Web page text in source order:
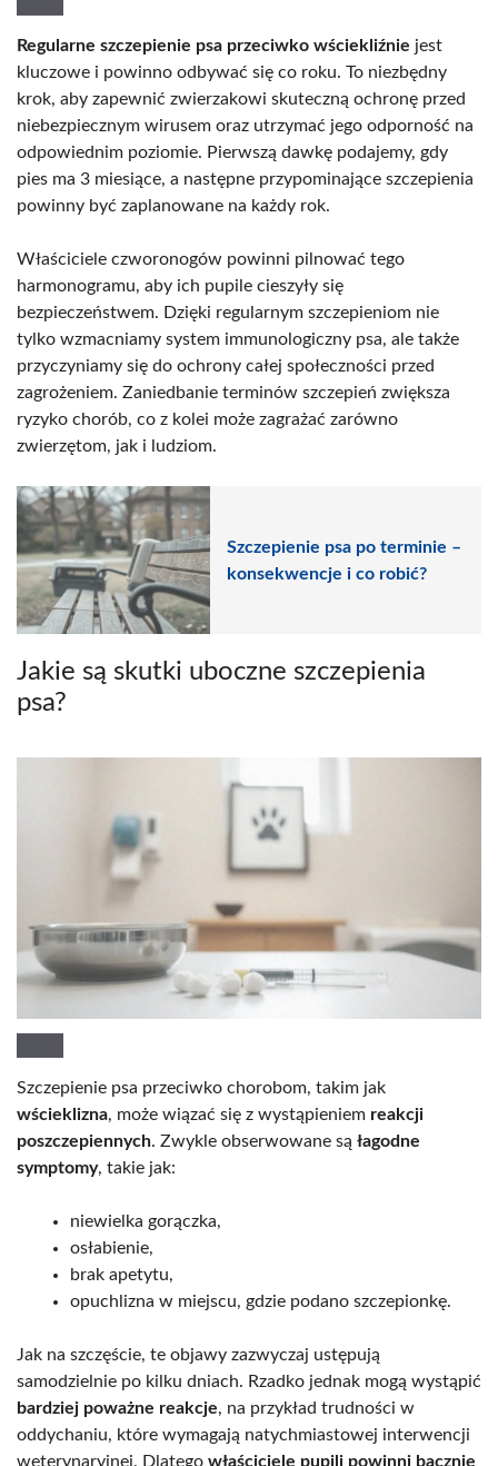
Regularne szczepienie psa przeciwko wściekliźnie jest
kluczowe i powinno odbywać się co roku. To niezbędny
krok, aby zapewnić zwierzakowi skuteczną ochronę przed
niebezpiecznym wirusem oraz utrzymać jego odporność na
odpowiednim poziomie. Pierwszą dawkę podajemy, gdy
pies ma 3 miesiące, a następne przypominające szczepienia
powinny być zaplanowane na każdy rok.
Właściciele czworonogów powinni pilnować tego
harmonogramu, aby ich pupile cieszyły się
bezpieczeństwem. Dzięki regularnym szczepieniom nie
tylko wzmacniamy system immunologiczny psa, ale także
przyczyniamy się do ochrony całej społeczności przed
zagrożeniem. Zaniedbanie terminów szczepień zwiększa
ryzyko chorób, co z kolei może zagrażać zarówno
zwierzętom, jak i ludziom.
Szczepienie psa po terminie –
konsekwencje i co robić?
Jakie są skutki uboczne szczepienia
psa?
Szczepienie psa przeciwko chorobom, takim jak
wścieklizna, może wiązać się z wystąpieniem reakcji
poszczepiennych. Zwykle obserwowane są łagodne
symptomy, takie jak:
niewielka gorączka,
osłabienie,
brak apetytu,
opuchlizna w miejscu, gdzie podano szczepionkę.
Jak na szczęście, te objawy zazwyczaj ustępują
samodzielnie po kilku dniach. Rzadko jednak mogą wystąpić
bardziej poważne reakcje, na przykład trudności w
oddychaniu, które wymagają natychmiastowej interwencji
weterynaryjnej. Dlatego właściciele pupili powinni bacznie